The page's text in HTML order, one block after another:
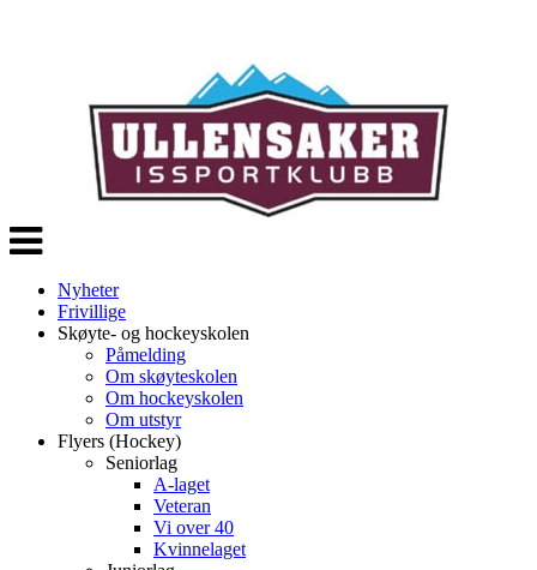
Veksle
navigasjon
Nyheter
Frivillige
Skøyte- og hockeyskolen
Påmelding
Om skøyteskolen
Om hockeyskolen
Om utstyr
Flyers (Hockey)
Seniorlag
A-laget
Veteran
Vi over 40
Kvinnelaget